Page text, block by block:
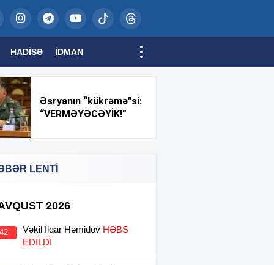
HADISƏ İDMAN
Əsryanın “kükrəmə”si:
“VERMƏYƏCƏYİK!”
LENTİ
2026
Vəkil İlqar Həmidov HƏBS
EDİLDİ